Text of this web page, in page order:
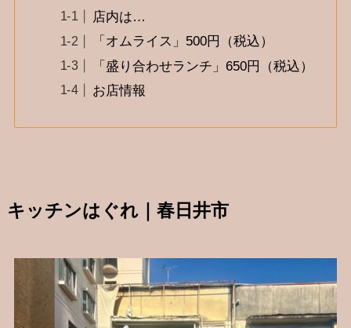
店内は…
「オムライス」500円（税込）
「盛り合わせランチ」650円（税込）
お店情報
キッチンはぐれ｜春日井市